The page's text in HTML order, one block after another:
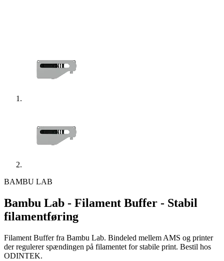
BAMBU LAB
Bambu Lab - Filament Buffer - Stabil
filamentføring
Filament Buffer fra Bambu Lab. Bindeled mellem AMS og printer
der regulerer spændingen på filamentet for stabile print. Bestil hos
ODINTEK.